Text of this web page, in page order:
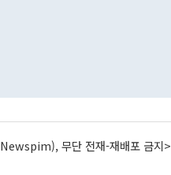
무단 전재-재배포 금지>